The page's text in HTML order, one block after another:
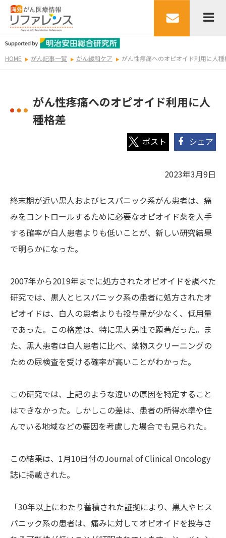
HOME がん記事一覧 がん緩和ケア がん性疼痛へのオピオイド利用に人
がん性疼痛へのオピオイド利用に人
種格差
シェア
2023年3月9日
終末期が近い黒人およびヒスパニック系がん患者は、痛
みをコントロールするために必要なオピオイド薬を入手
する確率が白人患者よりも低いことが、新しい研究結果
で明らかになった。
2007年から2019年までに処方されたオピオイドを調べた
研究では、黒人とヒスパニック系の患者に処方されたオ
ピオイドは、白人の患者よりも投与量が少なく、低用量
であった。この格差は、特に黒人男性で顕著だった。ま
た、黒人患者は白人患者に比べ、薬物スクリーニングの
ための尿検査を受ける確率が高いことがわかった。
この研究では、上記のような違いの原因を特定すること
はできなかった。しかしこの差は、患者の所得水準や住
んでいる地域などの要因を考慮した場合でも見られた。
この結果は、1月10日付のJournal of Clinical Oncology
誌に掲載された。
「30年以上にわたり蓄積された証拠により、黒人やヒス
パニック系の患者は、痛みに対してオピオイドを投与さ